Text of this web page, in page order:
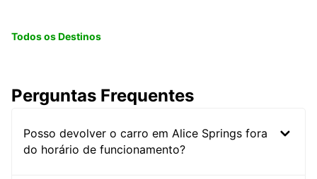
Todos os Destinos
Perguntas Frequentes
Posso devolver o carro em Alice Springs fora
do horário de funcionamento?